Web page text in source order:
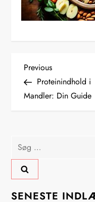
I
n
l
æ
g
Previous
Post
Previous
Proteinindhold i
Mandler: Din Guide
Søg
efter:
SENESTE